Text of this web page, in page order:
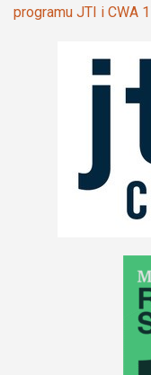
programu JTI i CWA